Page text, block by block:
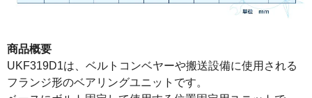
商品概要
UKF319D1は、ベルトコンベヤーや搬送設備に使用される
フランジ形のベアリングユニットです。